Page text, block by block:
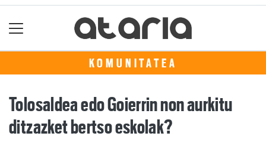
KOMUNITATEA
Tolosaldea edo Goierrin non aurkitu
ditzazket bertso eskolak?